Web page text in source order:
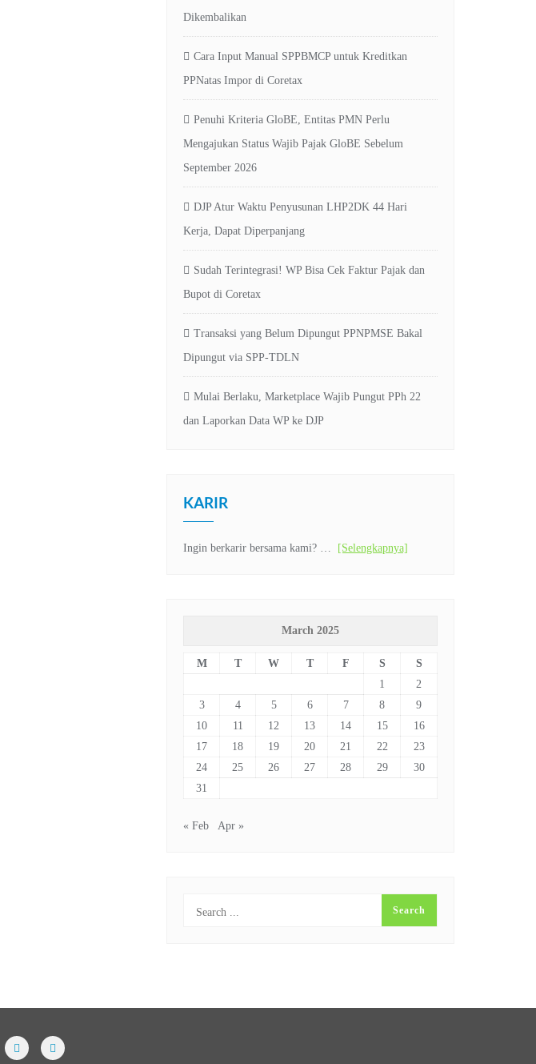
Dikembalikan
Cara Input Manual SPPBMCP untuk Kreditkan
PPNatas Impor di Coretax
Penuhi Kriteria GloBE, Entitas PMN Perlu
Mengajukan Status Wajib Pajak GloBE Sebelum
September 2026
DJP Atur Waktu Penyusunan LHP2DK 44 Hari
Kerja, Dapat Diperpanjang
Sudah Terintegrasi! WP Bisa Cek Faktur Pajak dan
Bupot di Coretax
Transaksi yang Belum Dipungut PPNPMSE Bakal
Dipungut via SPP-TDLN
Mulai Berlaku, Marketplace Wajib Pungut PPh 22
dan Laporkan Data WP ke DJP
KARIR
Ingin berkarir bersama kami? … [Selengkapnya]
March 2025
M T W T F S
S
1
2
3
4 5 6 7 8
9
10
11 12 13 14 15
16
17
18 19 20 21 22
23
24
25 26 27 28 29
30
31
« Feb Apr »